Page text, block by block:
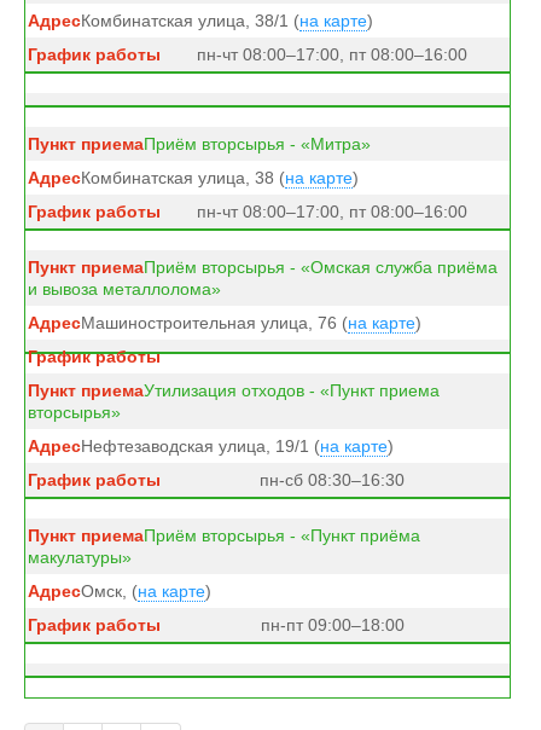
Комбинатская улица, 38/1 (на карте)
пн-чт 08:00–17:00, пт 08:00–16:00
Приём вторсырья - «Митра»
Комбинатская улица, 38 (на карте)
пн-чт 08:00–17:00, пт 08:00–16:00
Приём вторсырья - «Омская служба приёма
и вывоза металлолома»
Машиностроительная улица, 76 (на карте)
Утилизация отходов - «Пункт приема
вторсырья»
Нефтезаводская улица, 19/1 (на карте)
пн-сб 08:30–16:30
Приём вторсырья - «Пункт приёма
макулатуры»
Омск, (на карте)
пн-пт 09:00–18:00